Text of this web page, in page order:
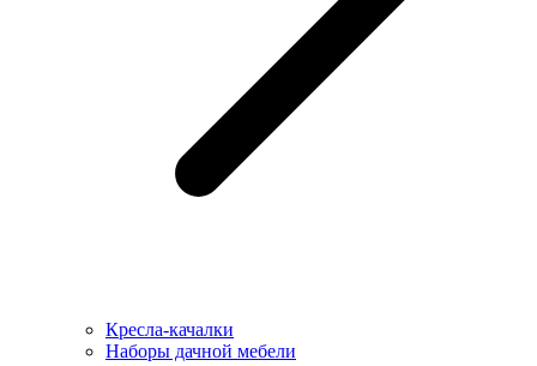
Кресла-качалки
Наборы дачной мебели